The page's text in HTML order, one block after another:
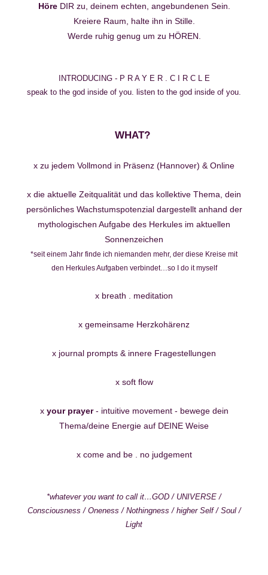
HöreDIR zu, deinem echten, angebundenen Sein.
Kreiere Raum, halte ihn in Stille.
Werde ruhig genug um zu HÖREN.
INTRODUCING - P R A Y E R . C I R C L E
speak to the god inside of you. listen to the god inside of you.
WHAT?
x zu jedem Vollmond in Präsenz (Hannover) & Online
x die aktuelle Zeitqualität und das kollektive Thema, dein
persönliches Wachstumspotenzial dargestellt anhand der
mythologischen Aufgabe des Herkules im aktuellen
Sonnenzeichen
*seit einem Jahr finde ich niemanden mehr, der diese Kreise mit
den Herkules Aufgaben verbindet…so I do it myself
x breath . meditation
x gemeinsame Herzkohärenz
x journal prompts & innere Fragestellungen
x soft flow
x your prayer- intuitive movement - bewege dein
Thema/deine Energie auf DEINE Weise
x come and be . no judgement
*whatever you want to call it…GOD / UNIVERSE /
Consciousness / Oneness / Nothingness / higher Self / Soul /
Light